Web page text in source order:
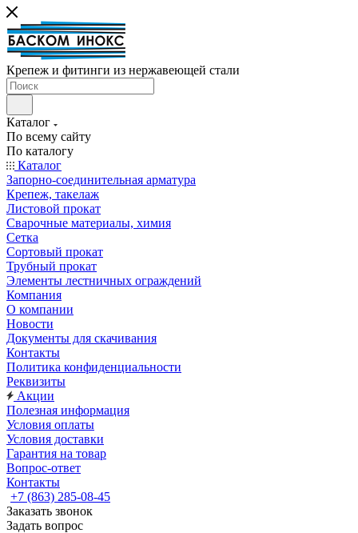
Крепеж и фитинги из нержавеющей стали
Каталог
По всему сайту
По каталогу
Каталог
Запорно-соединительная арматура
Крепеж, такелаж
Листовой прокат
Сварочные материалы, химия
Сетка
Сортовый прокат
Трубный прокат
Элементы лестничных ограждений
Компания
О компании
Новости
Документы для скачивания
Контакты
Политика конфиденциальности
Реквизиты
Акции
Полезная информация
Условия оплаты
Условия доставки
Гарантия на товар
Вопрос-ответ
Контакты
+7 (863) 285-08-45
Заказать звонок
Задать вопрос